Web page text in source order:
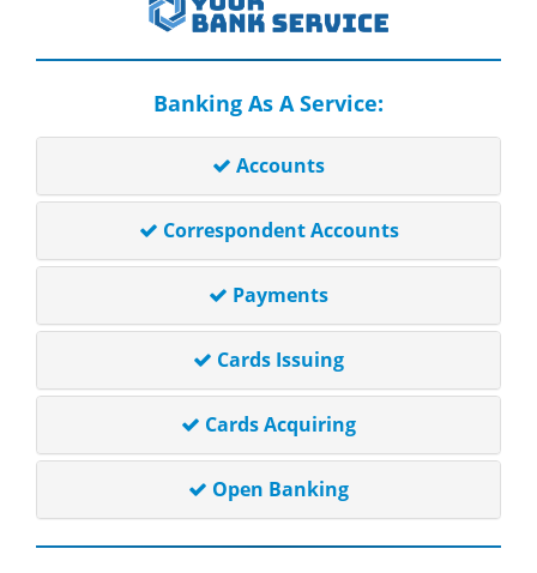
Banking As A Service:
Accounts
Correspondent Accounts
Payments
Cards Issuing
Cards Acquiring
Open Banking